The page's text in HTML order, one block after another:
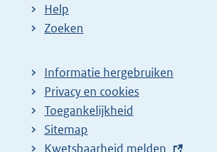
Help
Zoeken
Informatie hergebruiken
Privacy en cookies
Toegankelijkheid
Sitemap
E
Kwetsbaarheid melden